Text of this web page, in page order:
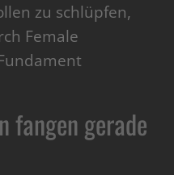
zu schlüpfen,
Female
fangen gerade